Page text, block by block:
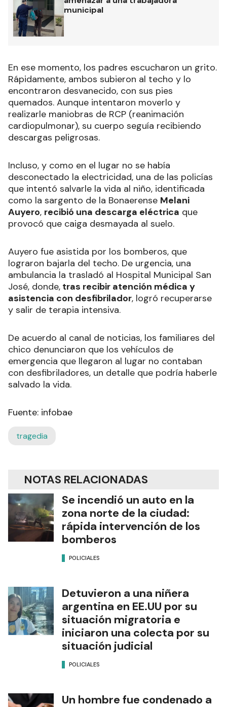
municipal
En ese momento, los padres escucharon un grito.
Rápidamente, ambos subieron al techo y lo
encontraron desvanecido, con sus pies
quemados. Aunque intentaron moverlo y
realizarle maniobras de RCP (reanimación
cardiopulmonar), su cuerpo seguía recibiendo
descargas peligrosas.
Incluso, y como en el lugar no se había
desconectado la electricidad, una de las policías
que intentó salvarle la vida al niño, identificada
como la sargento de la Bonaerense Melani
Auyero, recibió una descarga eléctrica que
provocó que caiga desmayada al suelo.
Auyero fue asistida por los bomberos, que
lograron bajarla del techo. De urgencia, una
ambulancia la trasladó al Hospital Municipal San
José, donde, tras recibir atención médica y
asistencia con desfibrilador, logró recuperarse
y salir de terapia intensiva.
De acuerdo al canal de noticias, los familiares del
chico denunciaron que los vehículos de
emergencia que llegaron al lugar no contaban
con desfibriladores, un detalle que podría haberle
salvado la vida.
Fuente: infobae
tragedia
NOTAS RELACIONADAS
Se incendió un auto en la
zona norte de la ciudad:
rápida intervención de los
bomberos
POLICIALES
Detuvieron a una niñera
argentina en EE.UU por su
situación migratoria e
iniciaron una colecta por su
situación judicial
POLICIALES
Un hombre fue condenado a